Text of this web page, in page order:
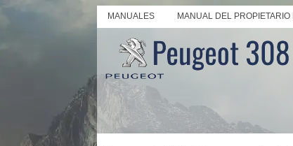
MANUALES MANUAL DEL